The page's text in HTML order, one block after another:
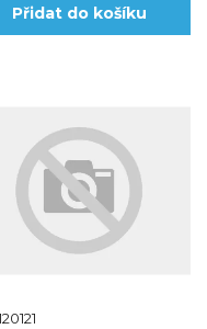
Přidat do košíku